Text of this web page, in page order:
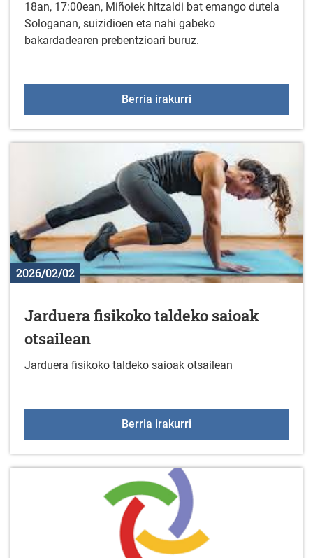
18an, 17:00ean, Miñoiek hitzaldi bat emango dutela
Sologanan, suizidioen eta nahi gabeko
bakardadearen prebentzioari buruz.
Berria irakurri
2026/02/02
Jarduera fisikoko taldeko saioak
otsailean
Jarduera fisikoko taldeko saioak otsailean
Berria irakurri